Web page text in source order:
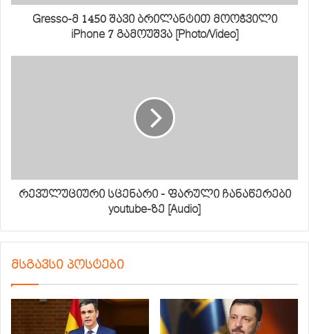
Gresso-მ 1450 შავი ბრილანტით მოოჭვილი
iPhone 7 გამოუშვა [Photo/Video]
რევულუციური სცენარი - ფარული ჩანაწერები
youtube-ზე [Audio]
მსგავსი პოსტები